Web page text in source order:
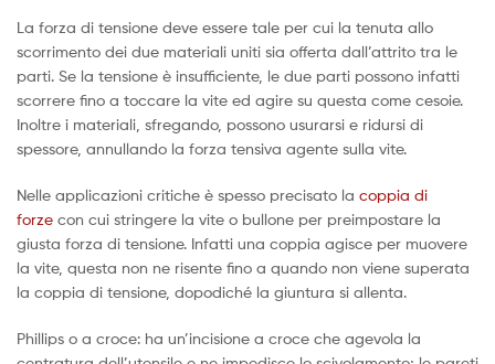
La forza di tensione deve essere tale per cui la tenuta allo
scorrimento dei due materiali uniti sia offerta dall’attrito tra le
parti. Se la tensione è insufficiente, le due parti possono infatti
scorrere fino a toccare la vite ed agire su questa come cesoie.
Inoltre i materiali, sfregando, possono usurarsi e ridursi di
spessore, annullando la forza tensiva agente sulla vite.
Nelle applicazioni critiche è spesso precisato la coppia di
forze con cui stringere la vite o bullone per preimpostare la
giusta forza di tensione. Infatti una coppia agisce per muovere
la vite, questa non ne risente fino a quando non viene superata
la coppia di tensione, dopodiché la giuntura si allenta.
Phillips o a croce: ha un’incisione a croce che agevola la